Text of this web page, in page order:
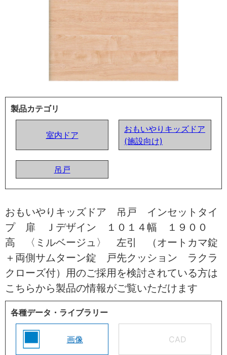
製品カテゴリ
室内ドア
おもいやりキッズドア
(施設向け)
吊戸
おもいやりキッズドア 吊戸 インセットタイ
プ 扉 Ｊデザイン １０１４幅 １９００
高 〈ミルベージュ〉 左引 （オートカマ錠
＋両側サムターン錠 戸先クッション ラクラ
クローズ付）用のご採用を検討されている方は
こちらから製品の情報がご覧いただけます
各種データ・ライブラリー
画像 CAD